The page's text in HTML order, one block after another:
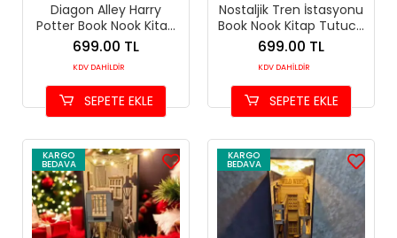
Diagon Alley Harry
Potter Book Nook Kitap
Tutucu - Sihirli DIY
699.00 TL
KDV DAHİLDİR
SEPETE EKLE
Nostaljik Tren İstasyonu
Book Nook Kitap Tutucu
- DIY Ahşap Minyatür
699.00 TL
KDV DAHİLDİR
SEPETE EKLE
KARGO
BEDAVA
KARGO
BEDAVA